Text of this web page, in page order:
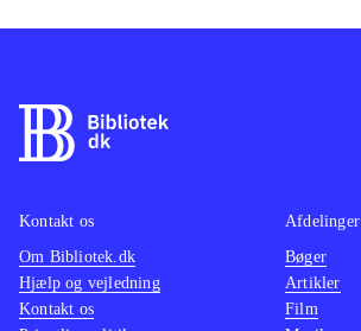
Kontakt os
Om Bibliotek.dk
Hjælp og vejledning
Kontakt os
Afdelinger
Bøger
Artikler
Film